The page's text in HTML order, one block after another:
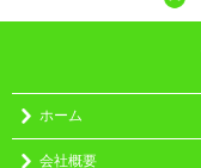
ホーム
会社概要